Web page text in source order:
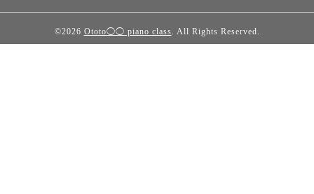
©2026 Ototo◯◯ piano class . All Rights Reserved.